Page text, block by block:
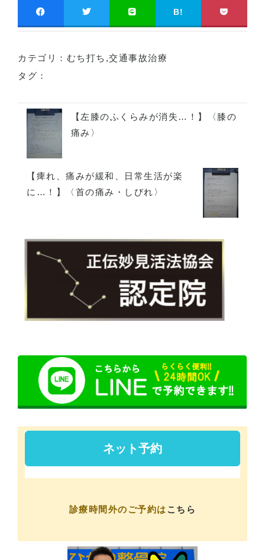
B!
カテゴリ： むち打ち ,交通事故治療
タグ：
【左膝のふくらみが消失…！】〈膝の
痛み〉
【痺れ、痛みが緩和、日常生活が楽
に…！】〈首の痛み・しびれ〉
診療時間外のご予約はこちら